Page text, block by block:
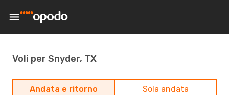
Voli per Snyder, TX
Andata e ritorno Sola andata